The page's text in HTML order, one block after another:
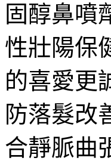
固醇鼻噴
性壯陽保
的喜愛更
防落髮改
合靜脈曲